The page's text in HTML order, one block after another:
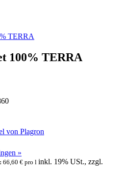
TERRA
100% TERRA
von Plagron
»
66,60 € pro l inkl. 19% USt., zzgl.